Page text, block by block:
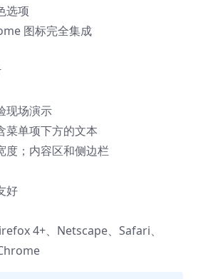
选项
图标完全集成
现场演示
菜单项下方的文本
度；内容区和侧边栏
好
4+、Netscape、Safari、